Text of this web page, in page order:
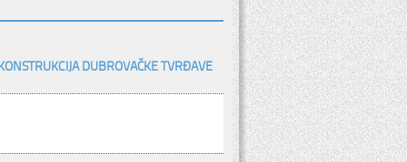
DUBROVAČKE TVRĐAVE